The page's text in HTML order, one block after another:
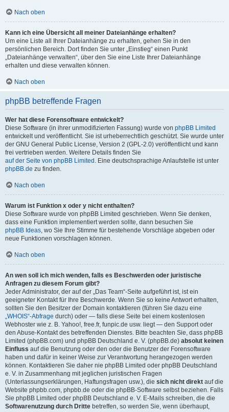
Nach oben
Kann ich eine Übersicht all meiner Dateianhänge erhalten?
Um eine Liste all Ihrer Dateianhänge zu erhalten, gehen Sie in den
persönlichen Bereich. Dort finden Sie unter „Einstieg“ einen Punkt
„Dateianhänge verwalten“, über den Sie eine Liste Ihrer Dateianhänge
erhalten und diese verwalten können.
Nach oben
phpBB betreffende Fragen
Wer hat diese Forensoftware entwickelt?
Diese Software (in ihrer unmodifizierten Fassung) wurde von phpBB Limited
entwickelt und veröffentlicht. Sie ist urheberrechtlich geschützt. Sie wurde unter
der GNU General Public License, Version 2 (GPL-2.0) veröffentlicht und kann
frei vertrieben werden. Weitere Details finden Sie
auf der Seite von phpBB Limited . Eine deutschsprachige Anlaufstelle ist unter
phpBB.de zu finden.
Nach oben
Warum ist Funktion x oder y nicht enthalten?
Diese Software wurde von phpBB Limited geschrieben. Wenn Sie denken,
dass eine Funktion implementiert werden sollte, dann besuchen Sie
phpBB Ideas, wo Sie Ihre Stimme für bestehende Vorschläge abgeben oder
neue Funktionen vorschlagen können.
Nach oben
An wen soll ich mich wenden, falls es Beschwerden oder juristische
Anfragen zu diesem Forum gibt?
Jeder Administrator, der auf der „Das Team“-Seite aufgeführt ist, ist ein
geeigneter Kontakt für Ihre Beschwerde. Wenn Sie so keine Antwort erhalten,
sollten Sie den Besitzer der Domain kontaktieren (führen Sie dazu eine
„WHOIS“-Abfrage durch) oder — falls diese Seite bei einem kostenlosen
Webhoster wie z. B. Yahoo!, free.fr, funpic.de usw. liegt — den Support oder
den Abuse-Kontakt des betreffenden Dienstes. Bitte beachten Sie, dass phpBB
Limited (phpBB.com) und phpBB Deutschland e. V. (phpBB.de) absolut keinen
Einfluss auf die Benutzung oder den oder die Benutzer der Forensoftware
haben und dafür in keiner Weise zur Verantwortung herangezogen werden
können. Kontaktieren Sie daher nie phpBB Limited oder phpBB Deutschland
e. V. in Zusammenhang mit jeglichen juristischen Fragen
(Unterlassungserklärungen, Haftungsfragen usw.), die sich nicht direkt auf die
Website phpbb.com, phpbb.de oder die phpBB-Software selbst beziehen. Falls
Sie phpBB Limited oder phpBB Deutschland e. V. E-Mails schreiben, die die
Softwarenutzung durch Dritte betreffen, so werden Sie, wenn überhaupt,